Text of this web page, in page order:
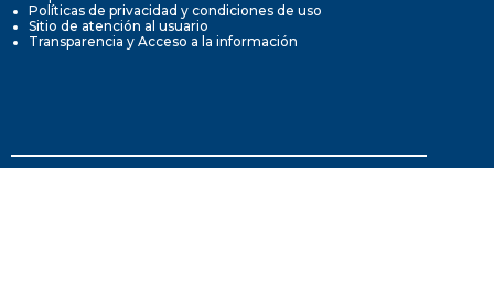
Políticas de privacidad y condiciones de uso
Sitio de atención al usuario
Transparencia y Acceso a la información